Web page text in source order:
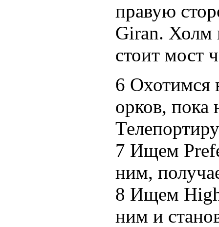
правую
Giran. Холм
стоит мост
6 Охотимся
орков, пока
7 Ищем
ним,
8 Ищем High
ним и